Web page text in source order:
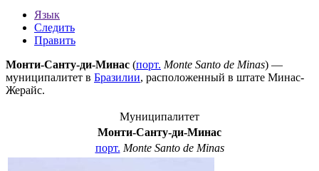
Язык
Следить
Править
Монти-Санту-ди-Минас (порт. Monte Santo de Minas) —
муниципалитет в Бразилии, расположенный в штате Минас-
Жерайс.
Муниципалитет
Монти-Санту-ди-Минас
порт. Monte Santo de Minas